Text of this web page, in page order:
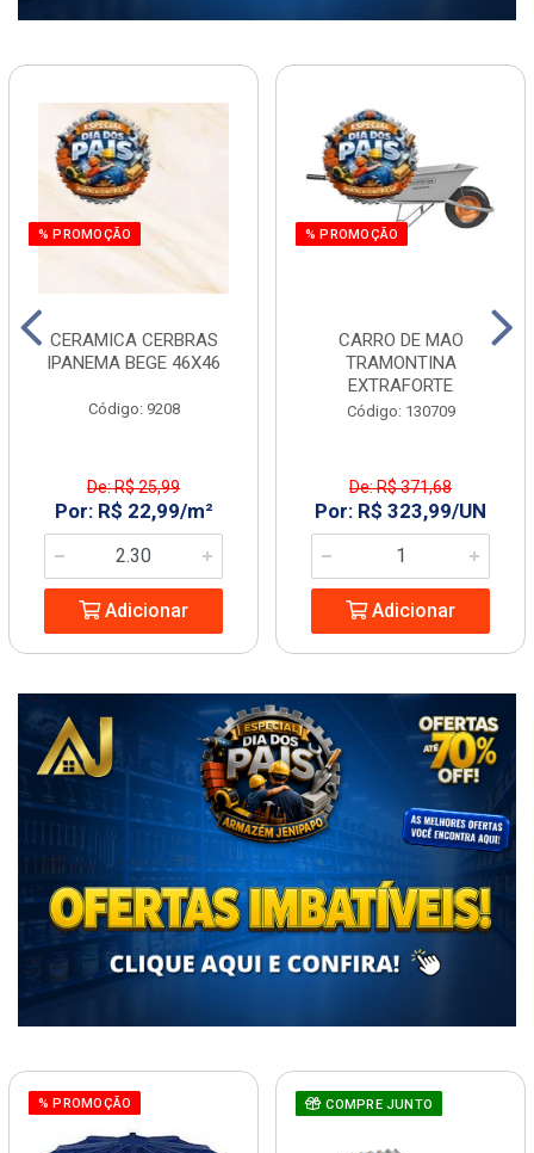
% PROMOÇÃO
CERAMICA CERBRAS
IPANEMA BEGE 46X46
Código: 9208
De: R$ 25,99
Por: R$ 22,99/m²
Adicionar
% PROMOÇÃO
CARRO DE MAO
TRAMONTINA
EXTRAFORTE
Código: 130709
De: R$ 371,68
Por: R$ 323,99/UN
Adicionar
% PROMOÇÃO COMPRE JUNTO